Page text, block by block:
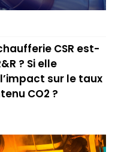
CSR est-
? Si elle
sur le taux
CO2 ?